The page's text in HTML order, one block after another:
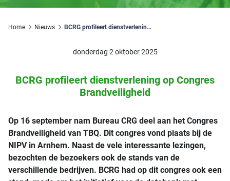
Installatiegeluid
Over BCRG
Wat we doen
Zoeken
Home Nieuws BCRG profileert dienstverlening op Congres Brandveiligheid
donderdag 2 oktober 2025
BCRG profileert dienstverlening op Congres
Brandveiligheid
Op 16 september nam Bureau CRG deel aan het Congres
Brandveiligheid van TBQ. Dit congres vond plaats bij de
NIPV in Arnhem. Naast de vele interessante lezingen,
bezochten de bezoekers ook de stands van de
verschillende bedrijven. BCRG had op dit congres ook een